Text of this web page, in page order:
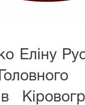
Еліну
в